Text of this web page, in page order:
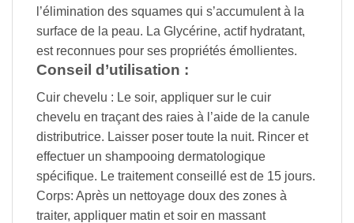
l’élimination des squames qui s’accumulent à la
surface de la peau. La Glycérine, actif hydratant,
est reconnues pour ses propriétés émollientes.
Conseil d’utilisation :
Cuir chevelu : Le soir, appliquer sur le cuir
chevelu en traçant des raies à l’aide de la canule
distributrice. Laisser poser toute la nuit. Rincer et
effectuer un shampooing dermatologique
spécifique. Le traitement conseillé est de 15 jours.
Corps: Après un nettoyage doux des zones à
traiter, appliquer matin et soir en massant